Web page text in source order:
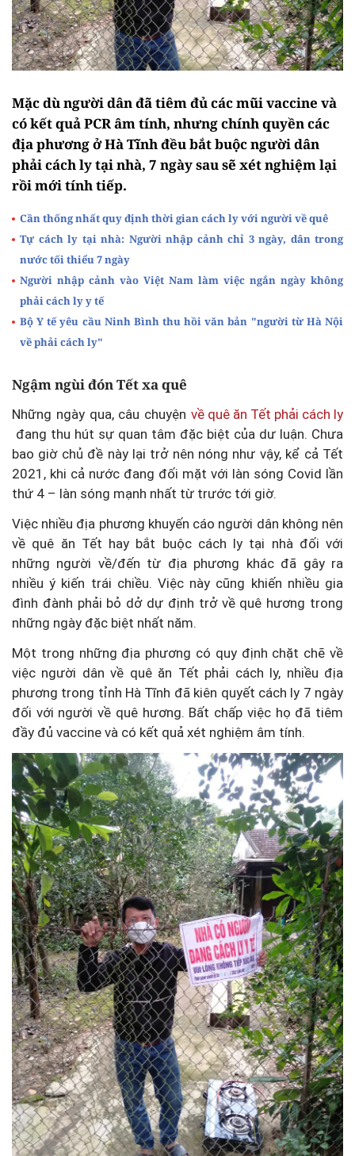
Mặc dù người dân đã tiêm đủ các mũi vaccine và
có kết quả PCR âm tính, nhưng chính quyền các
địa phương ở Hà Tĩnh đều bắt buộc người dân
phải cách ly tại nhà, 7 ngày sau sẽ xét nghiệm lại
rồi mới tính tiếp.
Cần thống nhất quy định thời gian cách ly với người về quê
Tự cách ly tại nhà: Người nhập cảnh chỉ 3 ngày, dân trong
nước tối thiểu 7 ngày
Người nhập cảnh vào Việt Nam làm việc ngắn ngày không
phải cách ly y tế
Bộ Y tế yêu cầu Ninh Bình thu hồi văn bản "người từ Hà Nội
về phải cách ly"
Ngậm ngùi đón Tết xa quê
Những ngày qua, câu chuyện về quê ăn Tết phải cách ly
đang thu hút sự quan tâm đặc biệt của dư luận. Chưa
bao giờ chủ đề này lại trở nên nóng như vậy, kể cả Tết
2021, khi cả nước đang đối mặt với làn sóng Covid lần
thứ 4 – làn sóng mạnh nhất từ trước tới giờ.
Việc nhiều địa phương khuyến cáo người dân không nên
về quê ăn Tết hay bắt buộc cách ly tại nhà đối với
những người về/đến từ địa phương khác đã gây ra
nhiều ý kiến trái chiều. Việc này cũng khiến nhiều gia
đình đành phải bỏ dở dự định trở về quê hương trong
những ngày đặc biệt nhất năm.
Một trong những địa phương có quy định chặt chẽ về
việc người dân về quê ăn Tết phải cách ly, nhiều địa
phương trong tỉnh Hà Tĩnh đã kiên quyết cách ly 7 ngày
đối với người về quê hương. Bất chấp việc họ đã tiêm
đầy đủ vaccine và có kết quả xét nghiệm âm tính.